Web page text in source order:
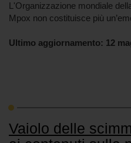
L'Organizzazione mondiale
Mpox non costituisce più
Ultimo aggiornamento: 12
Vaiolo delle